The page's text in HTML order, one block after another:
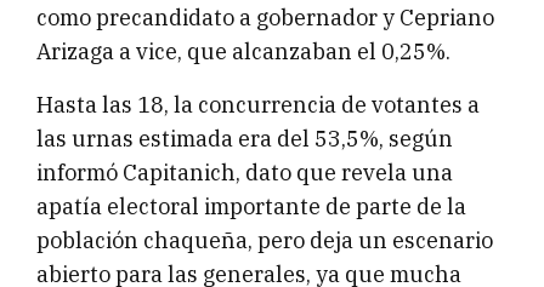
como precandidato a gobernador y Cepriano
Arizaga a vice, que alcanzaban el 0,25%.
Hasta las 18, la concurrencia de votantes a
las urnas estimada era del 53,5%, según
informó Capitanich, dato que revela una
apatía electoral importante de parte de la
población chaqueña, pero deja un escenario
abierto para las generales, ya que mucha